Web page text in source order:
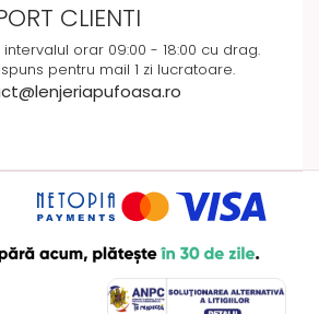
CLIENTI
orar 09:00 - 18:00 cu drag.
pentru mail 1 zi lucratoare.